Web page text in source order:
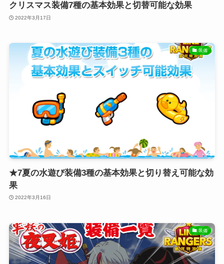
クリスマス装備7種の基本効果と切替可能な効果
2022年3月17日
装備
★7夏の水遊び装備3種の基本効果と切り替え可能な効
果
2022年3月16日
装備